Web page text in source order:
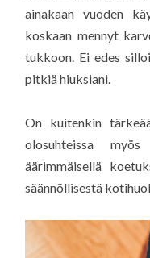
ainakaan vuoden
koskaan mennyt
tukkoon. Ei edes
pitkiä hiuksiani.
On kuitenkin
olosuhteissa
äärimmäisellä
säännöllisestä